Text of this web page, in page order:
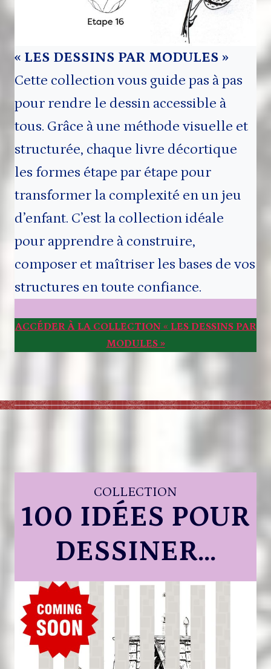
« LES DESSINS PAR MODULES »
Cette collection vous guide pas à pas
pour rendre le dessin accessible à
tous. Grâce à une méthode visuelle et
structurée, chaque livre décortique
les formes étape par étape pour
transformer la complexité en un jeu
d’enfant. C’est la collection idéale
pour apprendre à construire,
composer et maîtriser les bases de vos
structures en toute confiance.
ACCÉDER À LA COLLECTION« LES DESSINS PAR
MODULES »
COLLECTION
100 IDÉES POUR
DESSINER…